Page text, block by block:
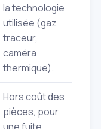
la technologie
utilisée (gaz
traceur,
caméra
thermique).
Hors coût des
pièces, pour